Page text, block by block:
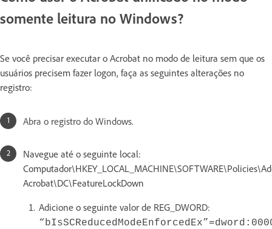
somente leitura no Windows?
Se você precisar executar o Acrobat no modo de leitura sem que os
usuários precisem fazer logon, faça as seguintes alterações no
registro:
Abra o registro do Windows.
Navegue até o seguinte local:
Acrobat\DC\FeatureLockDown
Adicione o seguinte valor de REG_DWORD: